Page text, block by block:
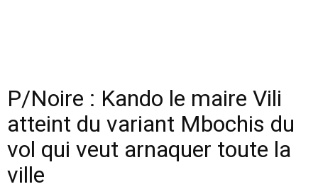
P/Noire : Kando le maire Vili
atteint du variant Mbochis du
vol qui veut arnaquer toute la
ville